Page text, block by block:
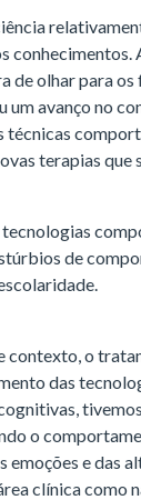
de olhar para
avanço no
técnicas
terapias
tecnologias
de
contexto, o
das
o
emoções e das
clínica como